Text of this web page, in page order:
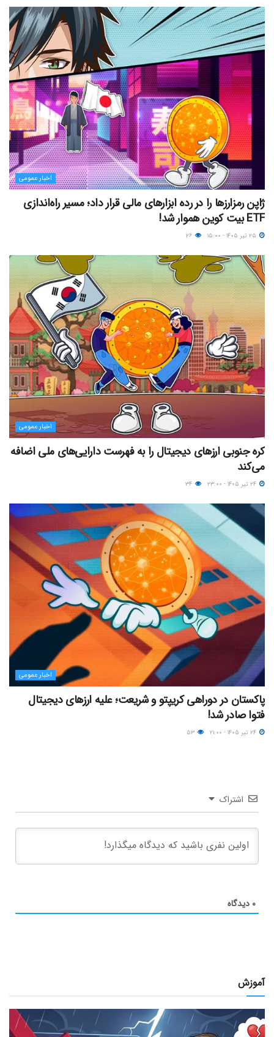
اخبار عمومی
ژاپن رمزارزها را در رده ابزارهای مالی قرار داد؛ مسیر راه‌اندازی
ETF بیت کوین هموار شد!
اخبار عمومی
کره جنوبی ارزهای دیجیتال را به فهرست دارایی‌های ملی اضافه
می‌کند
اخبار عمومی
پاکستان در دوراهی کریپتو و شریعت؛ علیه ارزهای دیجیتال
فتوا صادر شد!
اشتراک
۰ دیدگاه
آموزش